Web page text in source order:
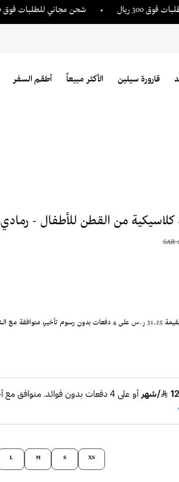
شحن مجاني للطلبات فوق 300 ريال
قارورة سيلين الأكثر مبيعاً أطقم السفر
من القطن للأطفال -
31.25 ر.س على4دفعات بدون رسوم تأخير، متوافقة مع
XS
S
M
L